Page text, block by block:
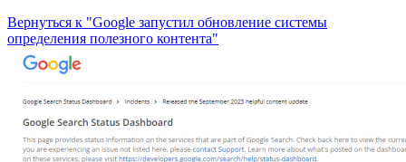
Вернуться к "Google запустил обновление системы
определения полезного контента"